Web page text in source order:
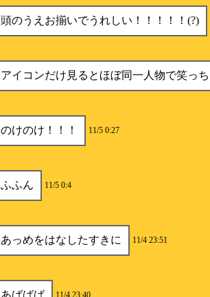
頭のうえお揃いでうれしい！！！！！(?)
アイコンだけ見るとほぼ同一人物で笑っ
のけのけ！！！ 11/5 0:27
ふふん 11/5 0:4
あっめをはなしたすきに 11/4 23:51
あばばば 11/4 23:40